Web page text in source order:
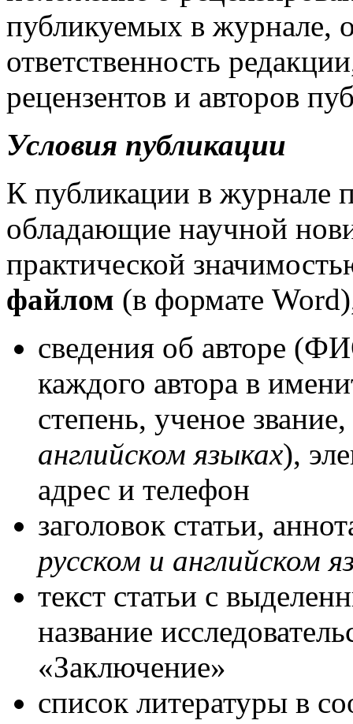
публикуемых в журнале,
ответственность
рецензентов и авторов
Условия публикации
К публикации в журнале
обладающие научной
практической
файлом (в формате
сведения об авторе
каждого автора в
степень, ученое
английском языках),
адрес и телефон
заголовок статьи,
русском и английском
текст статьи с
название
«Заключение»
список литературы в